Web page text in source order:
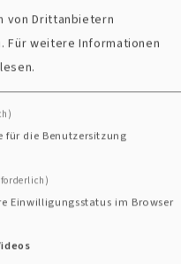
in Bayern
feiern wir einen
der
von Drittanbietern
Für weitere Informationen
lesen.
für die Benutzersitzung
Einwilligungsstatus im Browser